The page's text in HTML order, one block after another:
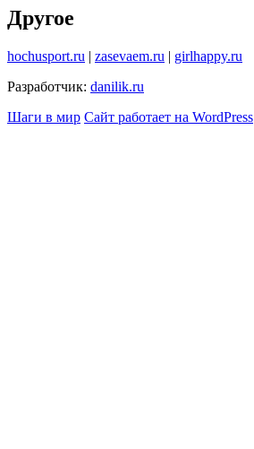
Другое
hochusport.ru | zasevaem.ru | girlhappy.ru
Разработчик: danilik.ru
Шаги в мир Сайт работает на WordPress